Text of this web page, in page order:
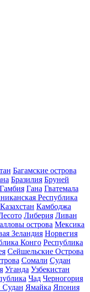
Багамские острова
Бразилия Бруней
Гамбия Гана Гватемала
Республика
Казахстан Камбоджа
Либерия Ливан
острова Мексика
Зеландия Норвегия
Конго Республика
Сейшельские Острова
Сомали Судан
Уганда Узбекистан
Чад Черногория
Ямайка Япония